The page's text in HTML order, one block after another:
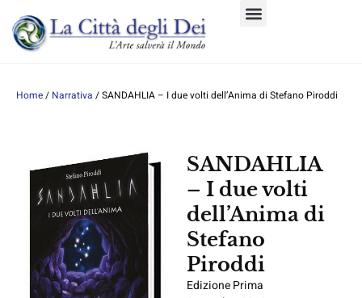
Home/ Narrativa / SANDAHLIA – I due volti dell’Anima di Stefano Piroddi
SANDAHLIA
– I due volti
dell’Anima di
Stefano
Piroddi
Edizione Prima